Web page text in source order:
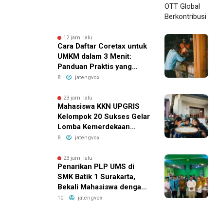
12 jam lalu
Cara Daftar Coretax untuk
UMKM dalam 3 Menit:
Panduan Praktis yang
Bikin Bisnis Anda Lebih
8 jatengvox
23 jam lalu
Mahasiswa KKN UPGRIS
Kelompok 20 Sukses Gelar
Lomba Kemerdekaan
Penuh Ceria di Kranggan
8 jatengvox
23 jam lalu
Penarikan PLP UMS di
SMK Batik 1 Surakarta,
Bekali Mahasiswa dengan
Pengalaman Nyata Dunia
10 jatengvox